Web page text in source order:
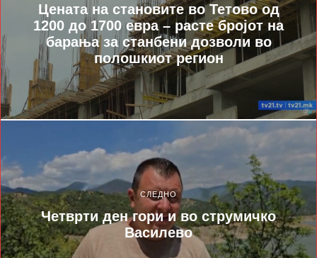
Цената на становите во Тетово од
1200 до 1700 евра – расте бројот на
барања за станбени дозволи во
полошкиот регион
СЛЕДНО
Четврти ден гори и во струмичко
Василево